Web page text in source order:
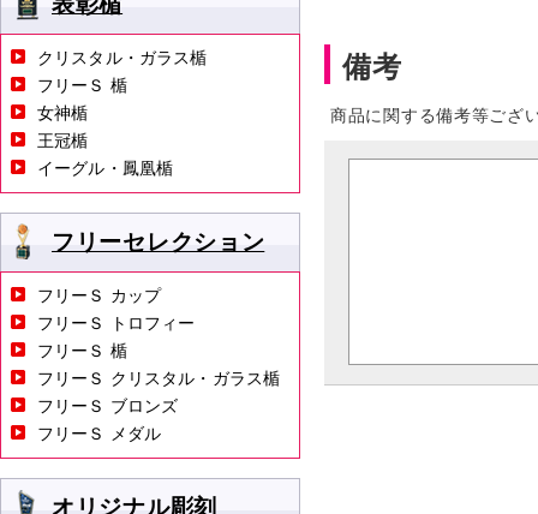
備考
商品に関する備考等ござ
クリスタル・ガラス楯
フリーＳ 楯
女神楯
王冠楯
イーグル・鳳凰楯
フリーセレクション
フリーＳ カップ
フリーＳ トロフィー
フリーＳ 楯
フリーＳ クリスタル・ガラス楯
フリーＳ ブロンズ
フリーＳ メダル
オリジナル彫刻